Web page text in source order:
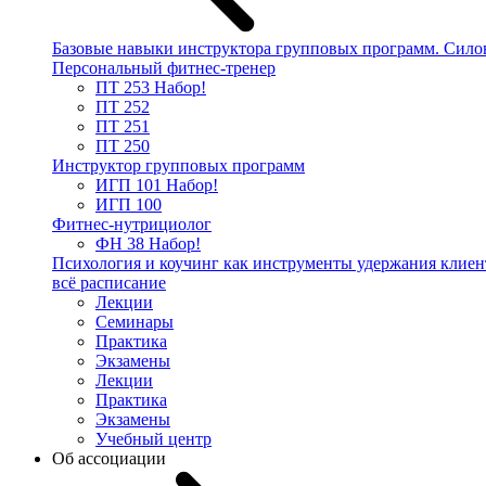
Базовые навыки инструктора групповых программ.
Персональный фитнес-тренер
ПТ 253 Набор!
ПТ 252
ПТ 251
ПТ 250
Инструктор групповых программ
ИГП 101 Набор!
ИГП 100
Фитнес-нутрициолог
ФН 38 Набор!
Психология и коучинг как инструменты удержания
всё расписание
Лекции
Семинары
Практика
Экзамены
Лекции
Практика
Экзамены
Учебный центр
Об ассоциации